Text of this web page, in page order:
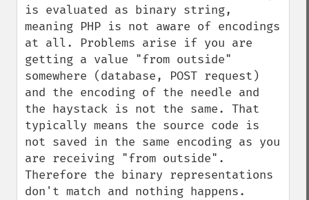
is evaluated as binary string,
meaning PHP is not aware of encodings
at all. Problems arise if you are
getting a value "from outside"
somewhere (database, POST request)
and the encoding of the needle and
the haystack is not the same. That
typically means the source code is
not saved in the same encoding as you
are receiving "from outside".
Therefore the binary representations
don't match and nothing happens.